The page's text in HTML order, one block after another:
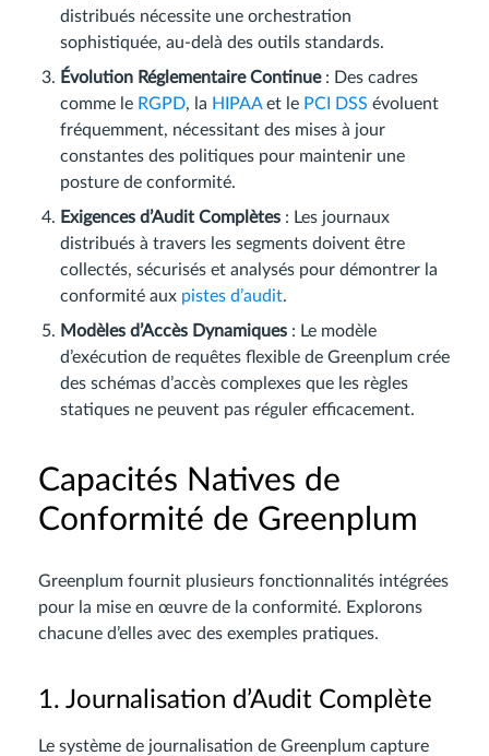
distribués nécessite une orchestration
sophistiquée, au-delà des outils standards.
Évolution Réglementaire Continue: Des cadres
comme le RGPD, la HIPAAet le PCI DSS évoluent
fréquemment, nécessitant des mises à jour
constantes des politiques pour maintenir une
posture de conformité.
Exigences d’Audit Complètes : Les journaux
distribués à travers les segments doivent être
collectés, sécurisés et analysés pour démontrer la
conformité aux pistes d’audit.
Modèles d’Accès Dynamiques : Le modèle
d’exécution de requêtes flexible de Greenplum crée
des schémas d’accès complexes que les règles
statiques ne peuvent pas réguler efficacement.
Capacités Natives de
Conformité de Greenplum
Greenplum fournit plusieurs fonctionnalités intégrées
pour la mise en œuvre de la conformité. Explorons
chacune d’elles avec des exemples pratiques.
1. Journalisation d’Audit Complète
Le système de journalisation de Greenplum capture